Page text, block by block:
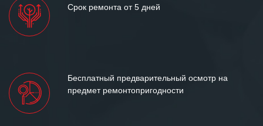
Срок ремонта от 5 дней
Бесплатный предварительный осмотр на
предмет ремонтопригодности